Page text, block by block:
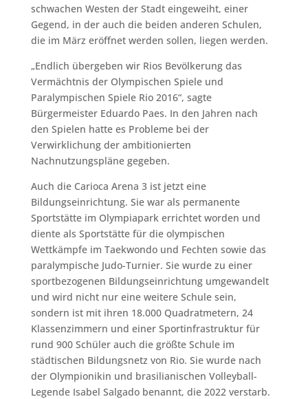
schwachen Westen der Stadt eingeweiht, einer
Gegend, in der auch die beiden anderen Schulen,
die im März eröffnet werden sollen, liegen werden.
„Endlich übergeben wir Rios Bevölkerung das
Vermächtnis der Olympischen Spiele und
Paralympischen Spiele Rio 2016“, sagte
Bürgermeister Eduardo Paes. In den Jahren nach
den Spielen hatte es Probleme bei der
Verwirklichung der ambitionierten
Nachnutzungspläne gegeben.
Auch die Carioca Arena 3 ist jetzt eine
Bildungseinrichtung. Sie war als permanente
Sportstätte im Olympiapark errichtet worden und
diente als Sportstätte für die olympischen
Wettkämpfe im Taekwondo und Fechten sowie das
paralympische Judo-Turnier. Sie wurde zu einer
sportbezogenen Bildungseinrichtung umgewandelt
und wird nicht nur eine weitere Schule sein,
sondern ist mit ihren 18.000 Quadratmetern, 24
Klassenzimmern und einer Sportinfrastruktur für
rund 900 Schüler auch die größte Schule im
städtischen Bildungsnetz von Rio. Sie wurde nach
der Olympionikin und brasilianischen Volleyball-
Legende Isabel Salgado benannt, die 2022 verstarb.